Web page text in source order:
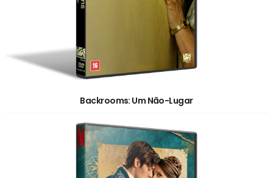
Backrooms: Um Não-Lugar